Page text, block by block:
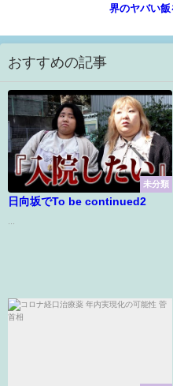
界のヤバい飯
おすすめの記事
未分類
日向坂でTo be continued2